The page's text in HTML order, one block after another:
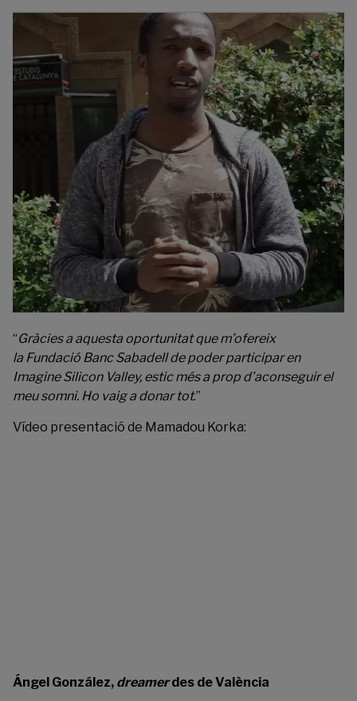
“Gràcies a aquesta oportunitat que m’ofereix
la Fundació Banc Sabadell de poder participar en
Imagine Silicon Valley, estic més a prop d’aconseguir el
meu somni. Ho vaig a donar tot.”
Vídeo presentació de Mamadou Korka:
Ángel González, dreamerdes de València